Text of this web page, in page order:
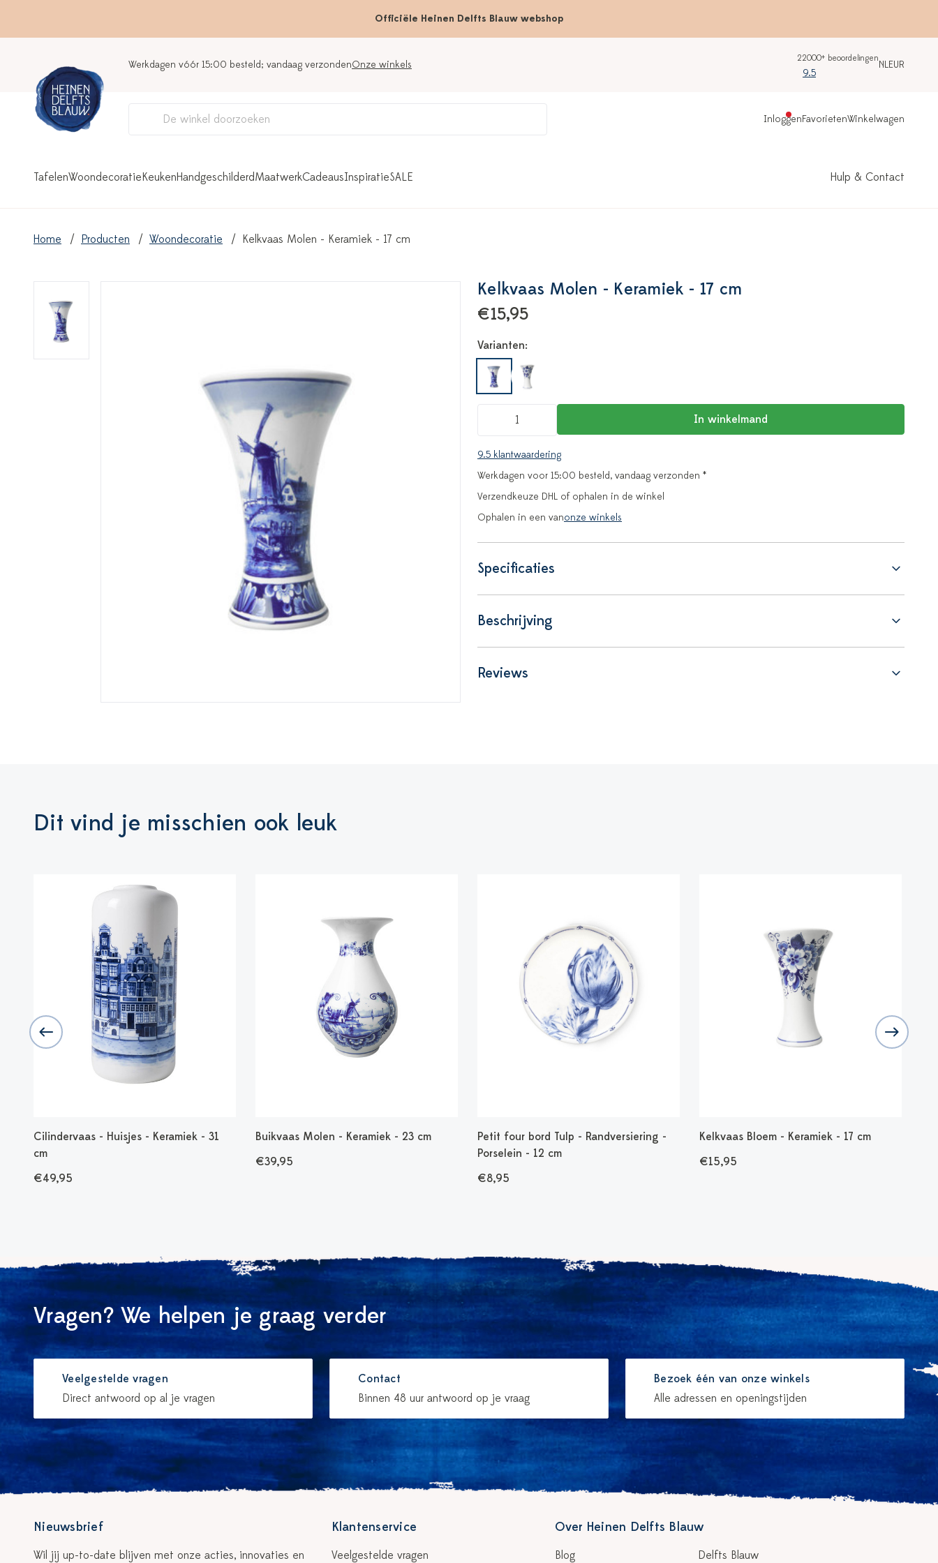
Officiële Heinen Delfts Blauw webshop
Werkdagen vóór 15:00 besteld; vandaag verzondenOnze winkels
22000+ beoordelingen
9.5
NLEUR
InloggenFavorietenWinkelwagen
TafelenWoondecoratieKeukenHandgeschilderdMaatwerkCadeausInspiratieSALE Hulp & Contact
Home Producten Woondecoratie Kelkvaas Molen - Keramiek - 17 cm
Kelkvaas Molen - Keramiek - 17 cm
€15,95
Varianten:
In winkelmand
9.5 klantwaardering
Werkdagen voor 15:00 besteld, vandaag verzonden *
Verzendkeuze DHL of ophalen in de winkel
Ophalen in een vanonze winkels
Specificaties
Beschrijving
Reviews
Dit vind je misschien ook leuk
Cilindervaas - Huisjes - Keramiek - 31
cm
€49,95
Buikvaas Molen - Keramiek - 23 cm
€39,95
Petit four bord Tulp - Randversiering -
Porselein - 12 cm
€8,95
Kelkvaas Bloem - Keramiek - 17 cm
€15,95
Vragen? We helpen je graag verder
Veelgestelde vragen
Direct antwoord op al je vragen
Contact
Binnen 48 uur antwoord op je vraag
Bezoek één van onze winkels
Alle adressen en openingstijden
Nieuwsbrief
Wil jij up-to-date blijven met onze acties, innovaties en
Klantenservice
Veelgestelde vragen
Over Heinen Delfts Blauw
Blog Delfts Blauw